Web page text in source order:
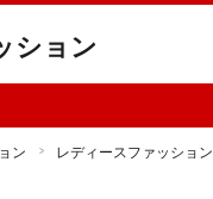
ション
ン レディースファッション